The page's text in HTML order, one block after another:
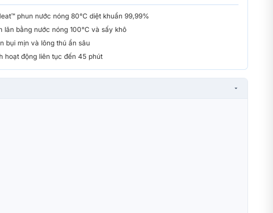
phun nước nóng 80°C diệt khuẩn 99,99%
lăn bằng nước nóng 100°C và sấy khô
bụi mịn và lông thú ẩn sâu
hoạt động liên tục đến 45 phút